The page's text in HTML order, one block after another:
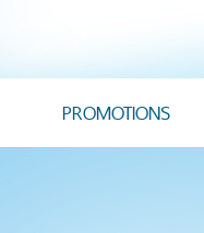
PROMOTIONS